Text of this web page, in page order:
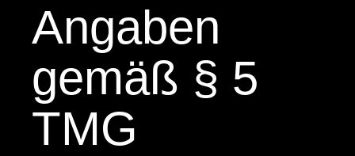
Angaben
gemäß § 5
TMG